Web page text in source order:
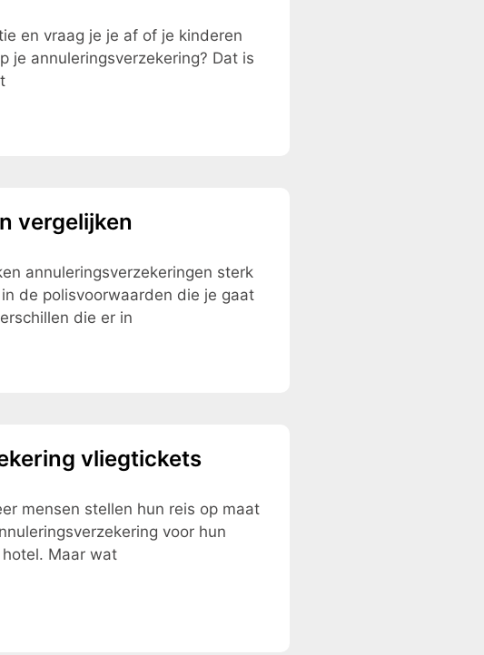
en vraag je je af of je kinderen
je annuleringsverzekering? Dat is
vergelijken
annuleringsverzekeringen sterk
de polisvoorwaarden die je gaat
die er in
vliegtickets
mensen stellen hun reis op maat
voor hun
Maar wat